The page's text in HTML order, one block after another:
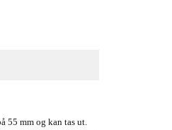
55 mm og kan tas ut.